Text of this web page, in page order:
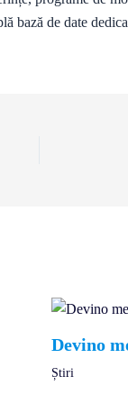
bază de date
Devino
Știri